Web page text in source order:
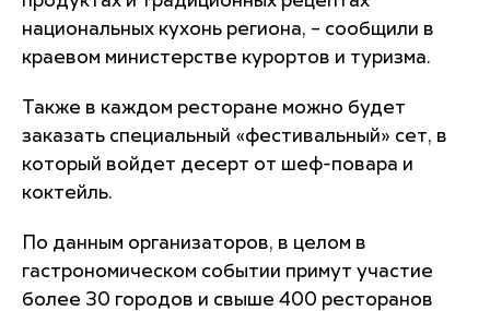
национальных кухонь региона, – сообщили в
краевом министерстве курортов и туризма.
Также в каждом ресторане можно будет
заказать специальный «фестивальный» сет, в
который войдет десерт от шеф-повара и
коктейль.
По данным организаторов, в целом в
гастрономическом событии примут участие
более 30 городов и свыше 400 ресторанов